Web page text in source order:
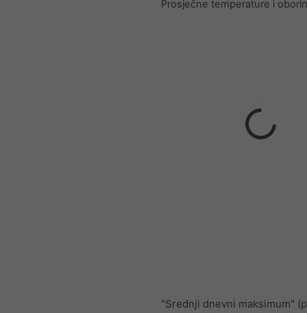
Prosječne temperature i
"Srednji dnevni maksimum"